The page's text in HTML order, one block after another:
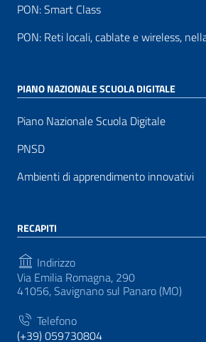
PON: Smart Class
PON: Reti locali, cablate e wireless,
PIANO NAZIONALE SCUOLA DIGITALE
Piano Nazionale Scuola Digitale
PNSD
Ambienti di apprendimento innovativi
RECAPITI
Indirizzo
Via Emilia Romagna, 290
41056, Savignano sul Panaro (MO)
Telefono
(+39) 059730804